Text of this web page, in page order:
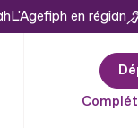
L'Agefiph en région